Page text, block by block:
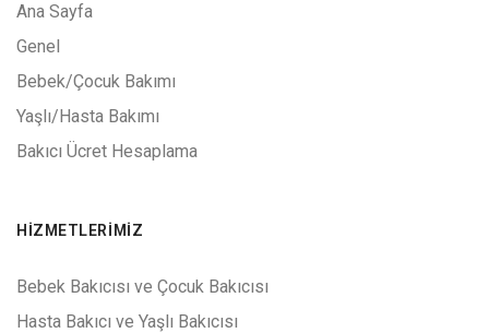
Ana Sayfa
Genel
Bebek/Çocuk Bakımı
Yaşlı/Hasta Bakımı
Bakıcı Ücret Hesaplama
HIZMETLERIMIZ
Bebek Bakıcısı ve Çocuk Bakıcısı
Hasta Bakıcı ve Yaşlı Bakıcısı